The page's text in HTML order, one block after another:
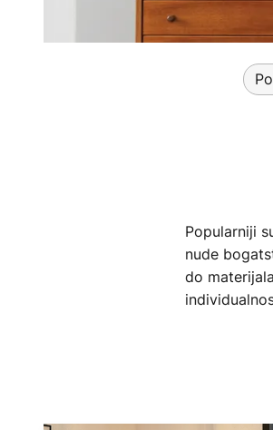
Popularniji
nude
do